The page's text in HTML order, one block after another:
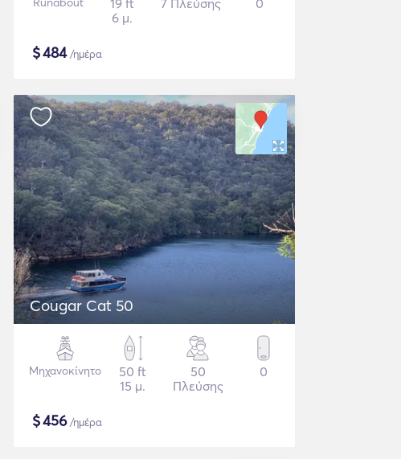
19 ft
6 μ.
7 Πλεύσης 0
$484/ημέρα
Cougar Cat 50
Μηχανοκίνητο
50 ft
15 μ.
50
Πλεύσης
0
$456/ημέρα